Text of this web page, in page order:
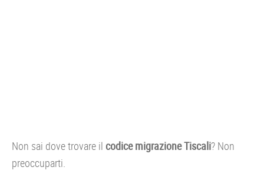
Non sai dove trovare il codice migrazione Tiscali? Non
preoccuparti.